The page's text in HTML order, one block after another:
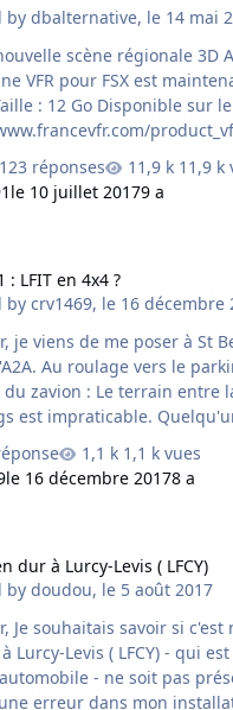
nouvelles fonctionnalit…
bydbalternative, le 14 mai
scène régionale 3D
VFR pour FSX est
sur le site France VFR.
avec P3DV2 et V3
produit Auvergne
peuvent bénéficier d'une
acheté à -30% -> Auvergne
PHOTO acheté à -50% ->
de la scène. Merci Voici…
123 réponses 11,9 k
le 10 juillet 20179 a
: LFIT en 4x4 ?
bycrv1469, le 16 décembre
je viens de me poser à St
j'ai tout cassé
du zavion : Le terrain entre
Quelqu'un a t'il rencontré ce
ce sujet dans la
(MP vol1 n'existe
des scènes VFR...)
1,1 k vues
le 16 décembre 20178 a
dur à Lurcy-Levis ( LFCY)
bydoudou, le 5 août 2017
24
Lurcy-Levis ( LFCY) - qui
- ne soit pas
erreur dans mon